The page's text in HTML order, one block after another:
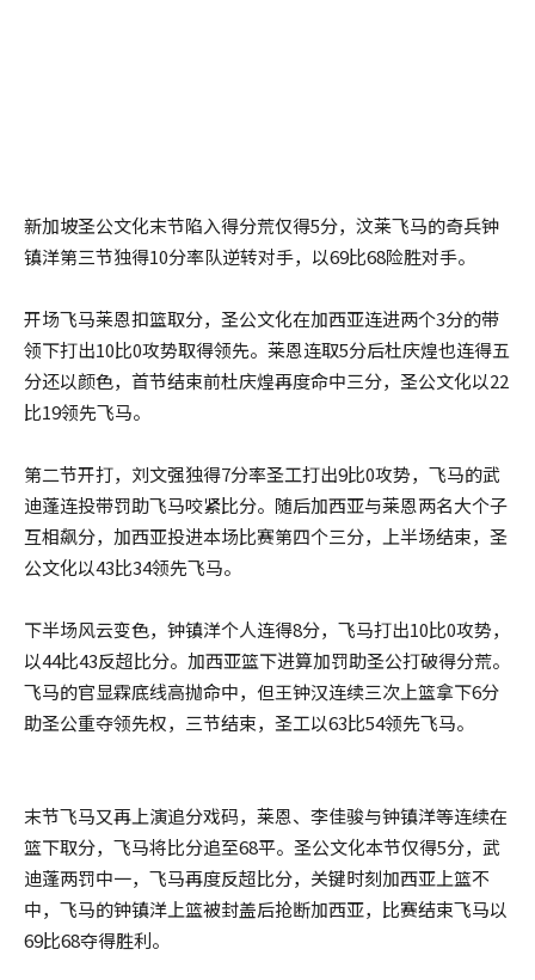
新加坡圣公文化末节陷入得分荒仅得5分，汶莱飞马的奇兵钟
镇洋第三节独得10分率队逆转对手，以69比68险胜对手。
开场飞马莱恩扣篮取分，圣公文化在加西亚连进两个3分的带
领下打出10比0攻势取得领先。莱恩连取5分后杜庆煌也连得五
分还以颜色，首节结束前杜庆煌再度命中三分，圣公文化以22
比19领先飞马。
第二节开打，刘文强独得7分率圣工打出9比0攻势，飞马的武
迪蓬连投带罚助飞马咬紧比分。随后加西亚与莱恩两名大个子
互相飙分，加西亚投进本场比赛第四个三分，上半场结束，圣
公文化以43比34领先飞马。
下半场风云变色，钟镇洋个人连得8分，飞马打出10比0攻势，
以44比43反超比分。加西亚篮下进算加罚助圣公打破得分荒。
飞马的官显霖底线高抛命中，但王钟汉连续三次上篮拿下6分
助圣公重夺领先权，三节结束，圣工以63比54领先飞马。
末节飞马又再上演追分戏码，莱恩、李佳骏与钟镇洋等连续在
篮下取分，飞马将比分追至68平。圣公文化本节仅得5分，武
迪蓬两罚中一，飞马再度反超比分，关键时刻加西亚上篮不
中，飞马的钟镇洋上篮被封盖后抢断加西亚，比赛结束飞马以
69比68夺得胜利。